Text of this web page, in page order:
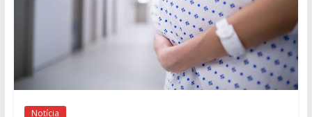
Notícia